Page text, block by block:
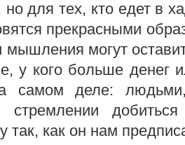
для тех, кто едет в
прекрасными
мышления могут
у кого больше денег
самом деле:
стремлении
так, как он нам